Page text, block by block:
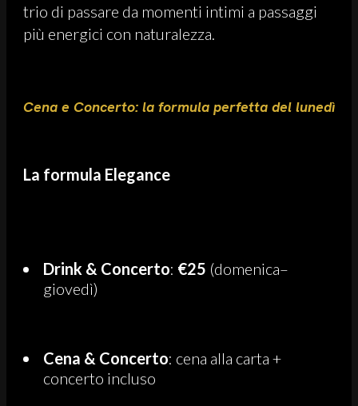
trio di passare da momenti intimi a passaggi
più energici con naturalezza.
Cena e Concerto: la formula perfetta del lunedì
La formula Elegance
Drink & Concerto: €25 (domenica–
giovedì)
Cena & Concerto: cena alla carta +
concerto incluso